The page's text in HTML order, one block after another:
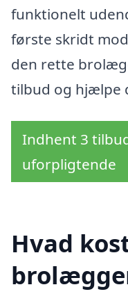
funktionelt
første skridt
den rette
tilbud og hjælpe
Indhent 3
uforpligtende
Hvad